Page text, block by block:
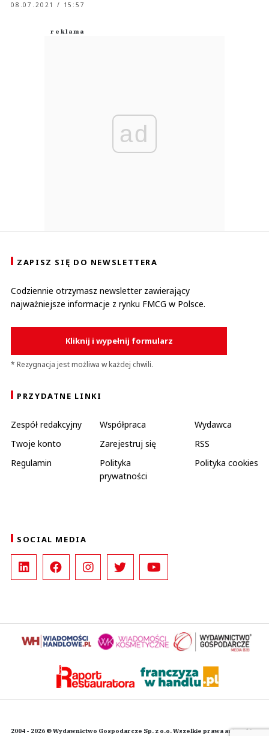
08.07.2021 / 15:57
ad
ZAPISZ SIĘ DO NEWSLETTERA
Codziennie otrzymasz newsletter zawierający
najważniejsze informacje z rynku FMCG w Polsce.
Kliknij i wypełnij formularz
* Rezygnacja jest możliwa w każdej chwili.
PRZYDATNE LINKI
Zespół redakcyjny Współpraca
Wydawca
Twoje konto
Zarejestruj się
RSS
Regulamin
Polityka
prywatności
Polityka cookies
SOCIAL MEDIA
2004 - 2026 © Wydawnictwo Gospodarcze Sp. z o.o. Wszelkie prawa autorskie